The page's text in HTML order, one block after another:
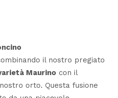
il nostro pregiato
Maurino con il
orto. Questa fusione